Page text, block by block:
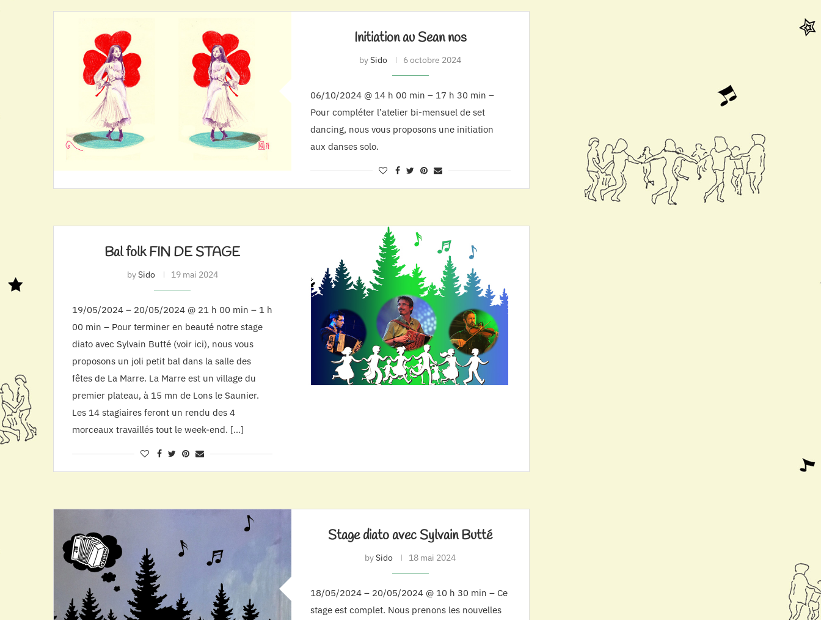
Initiation au Sean nos
bySido 6 octobre 2024
06/10/2024 @ 14 h 00 min – 17 h 30 min –
Pour compléter l’atelier bi-mensuel de set
dancing, nous vous proposons une initiation
aux danses solo.
Bal folk FIN DE STAGE
bySido 19 mai 2024
19/05/2024 – 20/05/2024 @ 21 h 00 min – 1 h
00 min – Pour terminer en beauté notre stage
diato avec Sylvain Butté (voir ici), nous vous
proposons un joli petit bal dans la salle des
fêtes de La Marre. La Marre est un village du
premier plateau, à 15 mn de Lons le Saunier.
Les 14 stagiaires feront un rendu des 4
morceaux travaillés tout le week-end. […]
Stage diato avec Sylvain Butté
bySido 18 mai 2024
18/05/2024 – 20/05/2024 @ 10 h 30 min – Ce
stage est complet. Nous prenons les nouvelles